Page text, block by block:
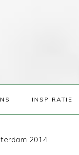
INSPIRATIE
2014